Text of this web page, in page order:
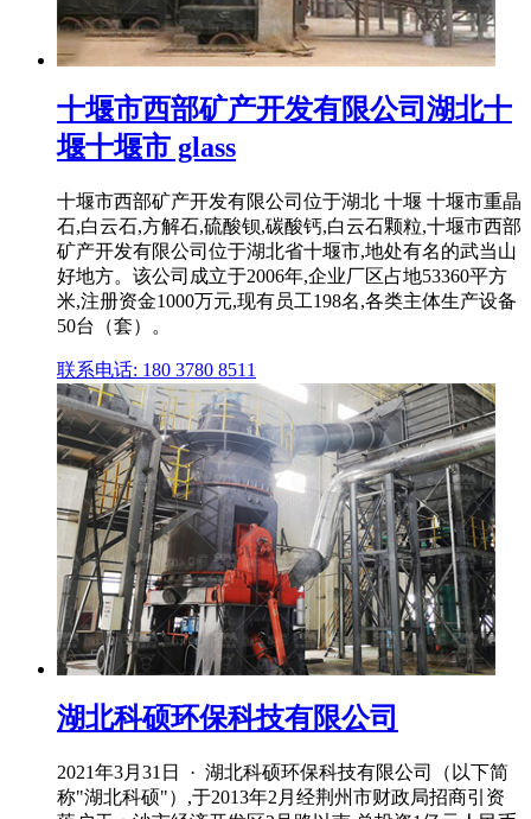
十堰市西部矿产开发有限公司湖北十
堰十堰市 glass
十堰市西部矿产开发有限公司位于湖北 十堰 十堰市重晶
石,白云石,方解石,硫酸钡,碳酸钙,白云石颗粒,十堰市西部
矿产开发有限公司位于湖北省十堰市,地处有名的武当山
好地方。该公司成立于2006年,企业厂区占地53360平方
米,注册资金1000万元,现有员工198名,各类主体生产设备
50台（套）。
联系电话: 180 3780 8511
湖北科硕环保科技有限公司
2021年3月31日 · 湖北科硕环保科技有限公司（以下简
称"湖北科硕"）,于2013年2月经荆州市财政局招商引资